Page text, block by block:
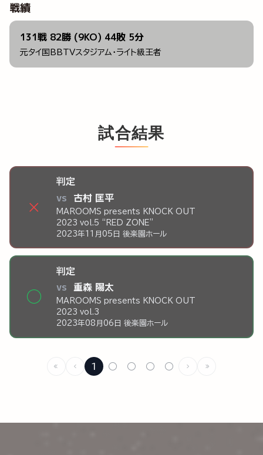
戦績
131戦 82勝 (9KO) 44敗 5分
元タイ国BBTVスタジアム・ライト級王者
試合結果
×
判定
vs 古村 匡平
MAROOMS presents KNOCK OUT
2023 vol.5 “RED ZONE”
2023年11月05日 後楽園ホール
◯
判定
vs 重森 陽太
MAROOMS presents KNOCK OUT
2023 vol.3
2023年08月06日 後楽園ホール
1 ○ ○ ○ ○